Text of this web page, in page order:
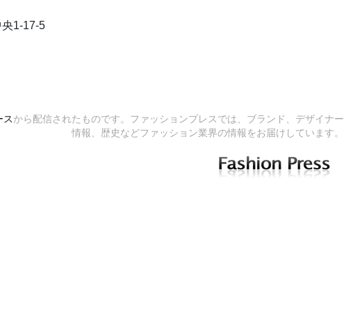
1-17-5
スから配信されたものです。ファッションプレスでは、ブランド、デザイナー
情報、歴史などファッション業界の情報をお届けしています。